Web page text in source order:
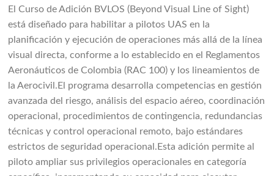
El Curso de Adición BVLOS (Beyond Visual Line of Sight)
está diseñado para habilitar a pilotos UAS en la
planificación y ejecución de operaciones más allá de la línea
visual directa, conforme a lo establecido en el Reglamentos
Aeronáuticos de Colombia (RAC 100) y los lineamientos de
la Aerocivil.El programa desarrolla competencias en gestión
avanzada del riesgo, análisis del espacio aéreo, coordinación
operacional, procedimientos de contingencia, redundancias
técnicas y control operacional remoto, bajo estándares
estrictos de seguridad operacional.Esta adición permite al
piloto ampliar sus privilegios operacionales en categoría